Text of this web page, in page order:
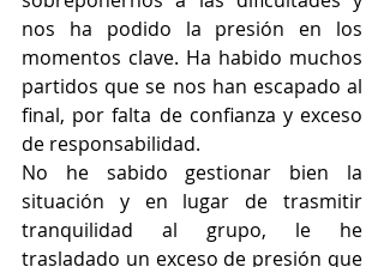
nos ha podido la presión en los
momentos clave. Ha habido muchos
partidos que se nos han escapado al
final, por falta de confianza y exceso
de responsabilidad.
No he sabido gestionar bien la
situación y en lugar de trasmitir
tranquilidad al grupo, le he
trasladado un exceso de presión que